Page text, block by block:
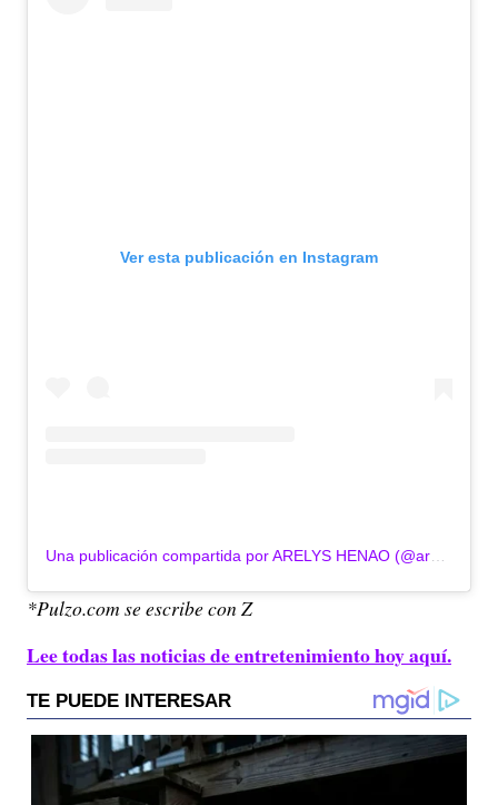
Ver esta publicación en Instagram
*Pulzo.com se escribe con Z
Lee todas las noticias de entretenimiento hoy aquí.